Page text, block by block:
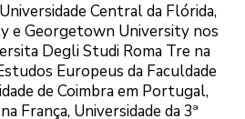
Central da Flórida,
e Georgetown University nos
Degli Studi Roma Tre na
Europeus da Faculdade
de Coimbra em Portugal,
França, Universidade da 3ª